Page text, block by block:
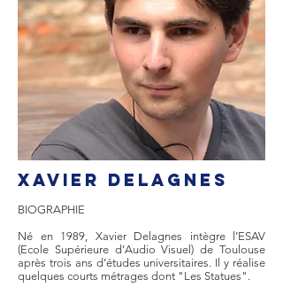
Xavier DELAGNES
BIOGRAPHIE
Né en 1989, Xavier Delagnes intègre l’ESAV
(Ecole Supérieure d’Audio Visuel) de Toulouse
après trois ans d’études universitaires. Il y réalise
quelques courts métrages dont "Les Statues".